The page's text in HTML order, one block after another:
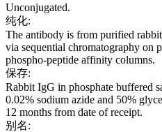
Unconjugated.
纯化:
The antibody is from purified
via sequential chromatography on
phospho-peptide affinity columns.
保存:
Rabbit IgG in phosphate buffered
0.02% sodium azide and 50%
12 months from date of receipt.
别名: